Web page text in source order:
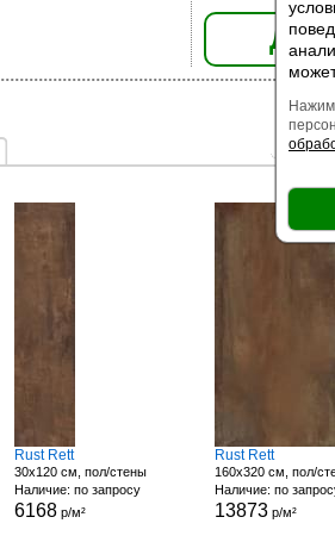
Есть
Rust Rett
30x120 см, пол/стены
Наличие: по запросу
6168р/м²
Rust Rett
160x320 см, пол/
Наличие: по
13873р/м²